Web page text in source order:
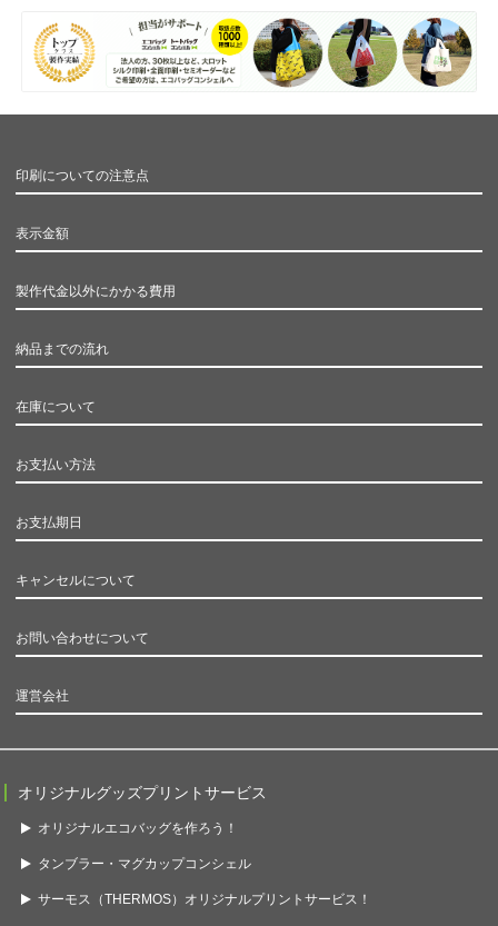
印刷についての注意点
表示金額
製作代金以外にかかる費用
納品までの流れ
在庫について
お支払い方法
お支払期日
キャンセルについて
お問い合わせについて
運営会社
オリジナルグッズプリントサービス
オリジナルエコバッグを作ろう！
タンブラー・マグカップコンシェル
サーモス（THERMOS）オリジナルプリントサービス！